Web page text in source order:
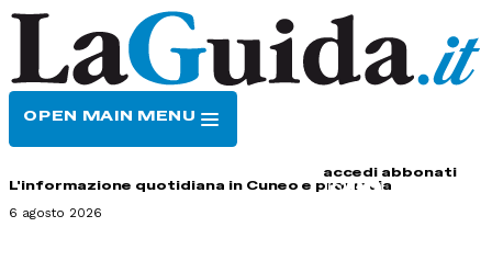
OPEN MAIN MENU
accedi abbonati
L'informazione quotidiana in Cuneo e provincia
6 agosto 2026